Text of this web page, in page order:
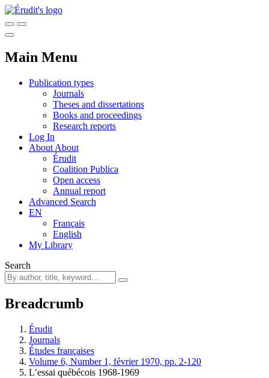
Main Menu
Publication types
Journals
Theses and dissertations
Books and proceedings
Research reports
Log In
About About
Érudit
Coalition Publica
Open access
Annual report
Advanced Search
EN
Français
English
My Library
Search
Breadcrumb
Érudit
Journals
Études françaises
Volume 6, Number 1, février 1970, pp. 2-120
L’essai québécois 1968-1969